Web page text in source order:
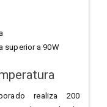
superior a 90W
realiza 200